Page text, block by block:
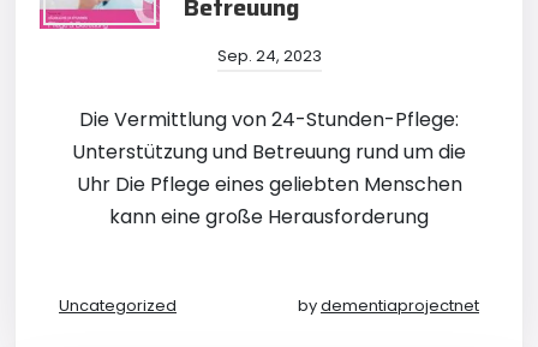
Sep. 24, 2023
Die Vermittlung von 24-Stunden-Pflege:
Unterstützung und Betreuung rund um die
Uhr Die Pflege eines geliebten Menschen
kann eine große Herausforderung
Uncategorized bydementiaprojectnet